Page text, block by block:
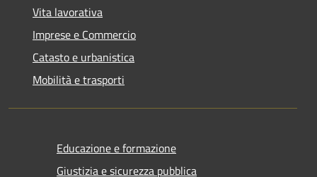
Vita lavorativa
Imprese e Commercio
Catasto e urbanistica
Mobilità e trasporti
Educazione e formazione
Giustizia e sicurezza pubblica